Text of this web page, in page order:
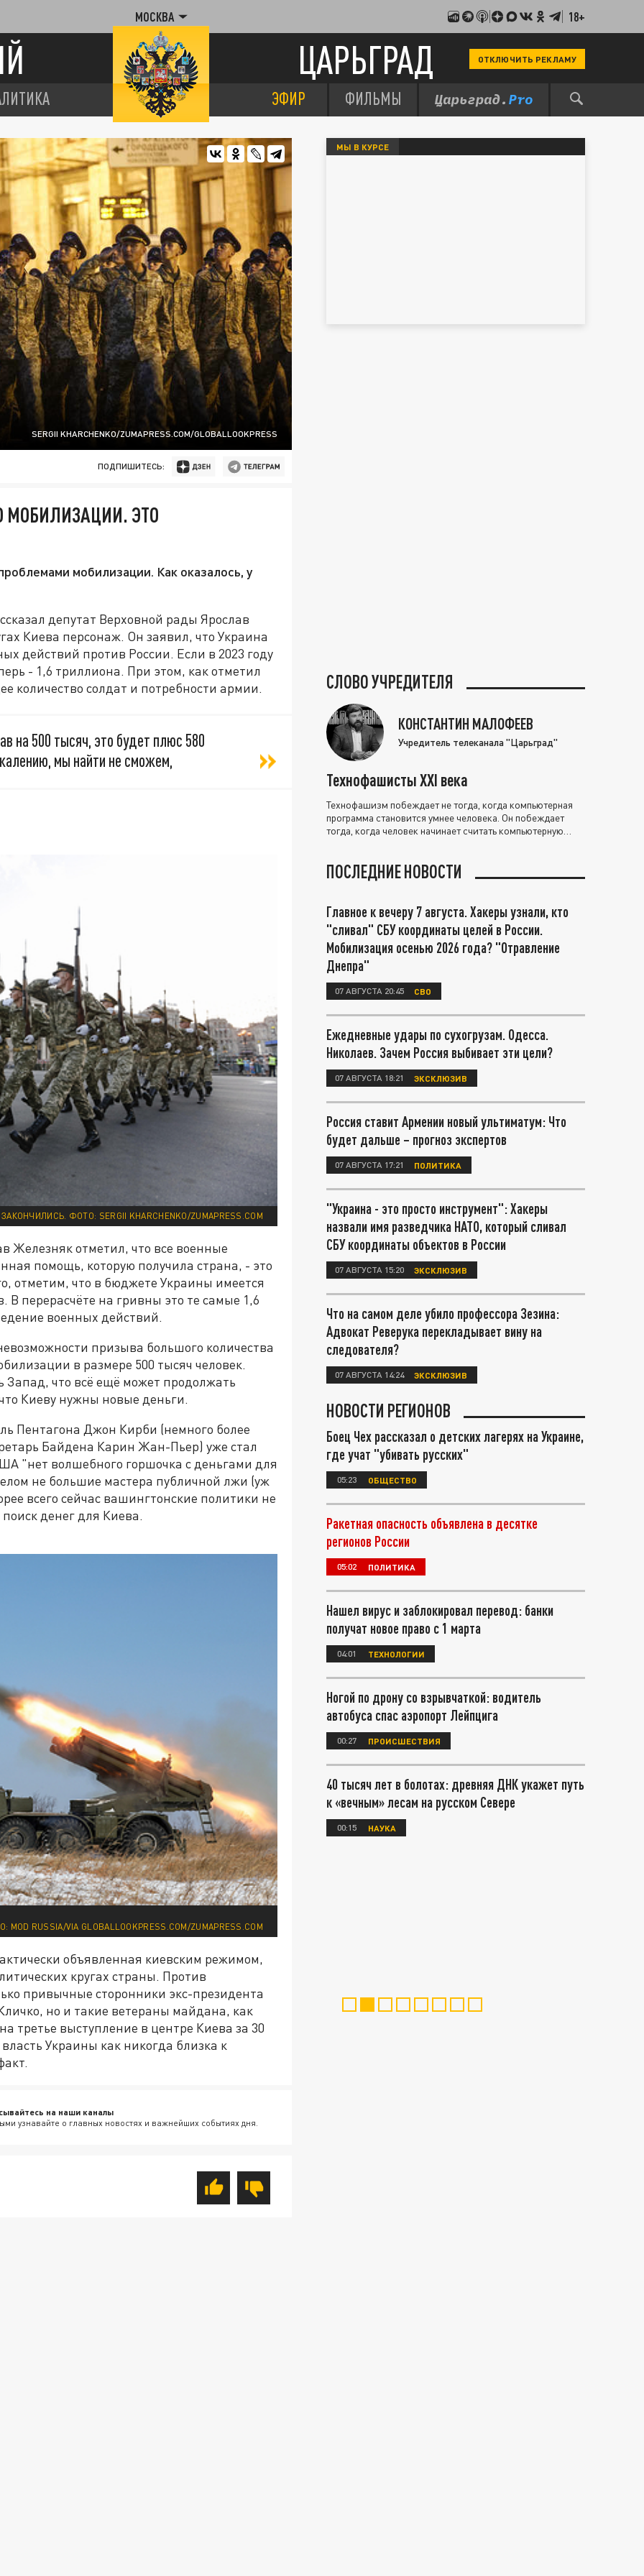
МОСКВА 18+
ЦАРЬГРАД ОТКЛЮЧИТЬ РЕКЛАМУ
ЭФИР ФИЛЬМЫ
SERGII KHARCHENKO/ZUMAPRESS.COM/GLOBALLOOKPRESS
ПОДПИШИТЕСЬ:
МОБИЛИЗАЦИИ. ЭТО
мобилизации. Как оказалось, у
депутат Верховной рады Ярослав
Киева персонаж. Он заявил, что Украина
действий против России. Если в 2023 году
- 1,6 триллиона. При этом, как отметил
количество солдат и потребности армии.
на 500 тысяч, это будет плюс 580
мы найти не сможем,
ФОТО: SERGII KHARCHENKO/ZUMAPRESS.COM
Железняк отметил, что все военные
помощь, которую получила страна, - это
отметим, что в бюджете Украины имеется
перерасчёте на гривны это те самые 1,6
военных действий.
призыва большого количества
в размере 500 тысяч человек.
Запад, что всё ещё может продолжать
Киеву нужны новые деньги.
Пентагона Джон Кирби (немного более
Байдена Карин Жан-Пьер) уже стал
"нет волшебного горшочка с деньгами для
не большие мастера публичной лжи (уж
всего сейчас вашингтонские политики не
денег для Киева.
MOD RUSSIA/VIA GLOBALLOOKPRESS.COM/ZUMAPRESS.COM
объявленная киевским режимом,
кругах страны. Против
привычные сторонники экс-президента
но и такие ветераны майдана, как
третье выступление в центре Киева за 30
Украины как никогда близка к
на наши каналы
узнавайте о главных новостях и важнейших событиях дня.
МЫ В КУРСЕ
СЛОВО УЧРЕДИТЕЛЯ
КОНСТАНТИН МАЛОФЕЕВ
Учредитель телеканала "Царьград"
Технофашисты XXI века
Технофашизм побеждает не тогда, когда компьютерная
программа становится умнее человека. Он побеждает
тогда, когда человек начинает считать компьютерную
ПОСЛЕДНИЕ НОВОСТИ
Главное к вечеру 7 августа. Хакеры узнали, кто
"сливал" СБУ координаты целей в России.
Мобилизация осенью 2026 года? "Отравление
Днепра"
07 АВГУСТА 20:45 СВО
Ежедневные удары по сухогрузам. Одесса.
Николаев. Зачем Россия выбивает эти цели?
07 АВГУСТА 18:21 ЭКСКЛЮЗИВ
Россия ставит Армении новый ультиматум: Что
будет дальше – прогноз экспертов
07 АВГУСТА 17:21 ПОЛИТИКА
"Украина - это просто инструмент": Хакеры
назвали имя разведчика НАТО, который сливал
СБУ координаты объектов в России
07 АВГУСТА 15:20 ЭКСКЛЮЗИВ
Что на самом деле убило профессора Зезина:
Адвокат Реверука перекладывает вину на
следователя?
07 АВГУСТА 14:24 ЭКСКЛЮЗИВ
НОВОСТИ РЕГИОНОВ
Боец Чех рассказал о детских лагерях на Украине,
где учат "убивать русских"
05:23 ОБЩЕСТВО
Ракетная опасность объявлена в десятке
регионов России
05:02 ПОЛИТИКА
Нашел вирус и заблокировал перевод: банки
получат новое право с 1 марта
04:01 ТЕХНОЛОГИИ
Ногой по дрону со взрывчаткой: водитель
автобуса спас аэропорт Лейпцига
00:27 ПРОИСШЕСТВИЯ
40 тысяч лет в болотах: древняя ДНК укажет путь
к «вечным» лесам на русском Севере
00:15 НАУКА